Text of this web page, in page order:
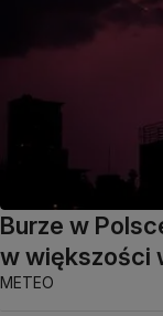
Burze w
w większości
METEO